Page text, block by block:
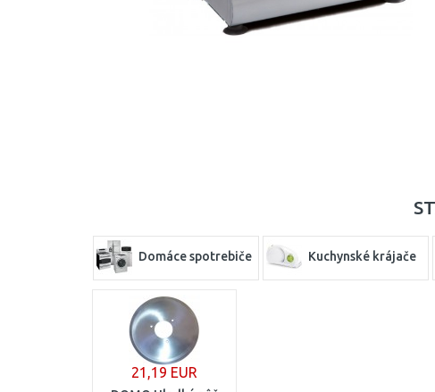
Domáce spotrebiče Kuchynské krájače
21,19 EUR